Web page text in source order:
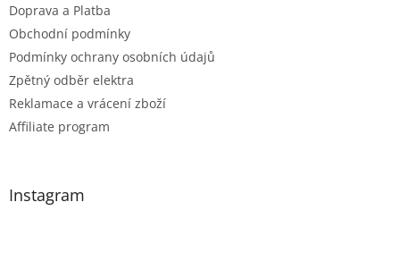
Doprava a Platba
Obchodní podmínky
Podmínky ochrany osobních údajů
Zpětný odběr elektra
Reklamace a vrácení zboží
Affiliate program
Instagram